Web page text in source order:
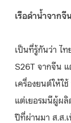
เรือดำน้ำจาก
เป็นที่รู้กันว่า ไท
S26T จากจีน แ
เครื่องยนต์ให้ใ
แต่เยอรมนีผู้ผลิ
ปีที่ผ่านมา ส.ส.